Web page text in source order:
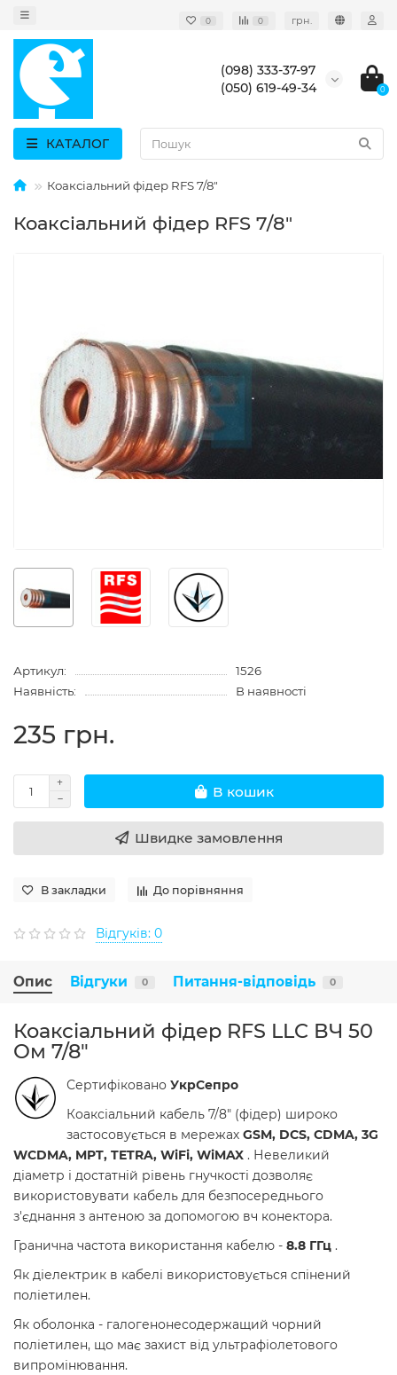
0 0 грн.
(098) 333-37-97
(050) 619-49-34
0
КАТАЛОГ
Коаксіальний фідер RFS 7/8"
Коаксіальний фідер RFS 7/8"
Артикул:
1526
Наявність:
В наявності
235 грн.
В кошик
Швидке замовлення
В закладки До порівняння
Відгуків: 0
Опис Відгуки 0 Питання-відповідь 0
Коаксіальний фідер RFS LLC ВЧ 50
Ом 7/8"
Сертифіковано УкрСепро
Коаксіальний кабель 7/8" (фідер) широко
застосовується в мережах GSM, DCS, CDMA, 3G
WCDMA, MPT, TETRA, WiFi, WiMAX . Невеликий
діаметр і достатній рівень гнучкості дозволяє
використовувати кабель для безпосереднього
з'єднання з антеною за допомогою вч конектора.
Гранична частота використання кабелю - 8.8 ГГц .
Як діелектрик в кабелі використовується спінений
поліетилен.
Як оболонка - галогенонесодержащий чорний
поліетилен, що має захист від ультрафіолетового
випромінювання.